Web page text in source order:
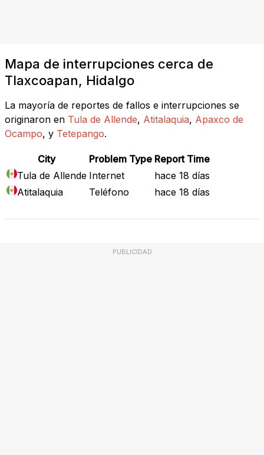
Mapa de interrupciones cerca de
Tlaxcoapan, Hidalgo
La mayoría de reportes de fallos e interrupciones se
originaron en Tula de Allende, Atitalaquia, Apaxco de
Ocampo, y Tetepango.
City Problem Type Report Time
Tula de Allende Internet
hace 18 días
Atitalaquia
Teléfono hace 18 días
PUBLICIDAD